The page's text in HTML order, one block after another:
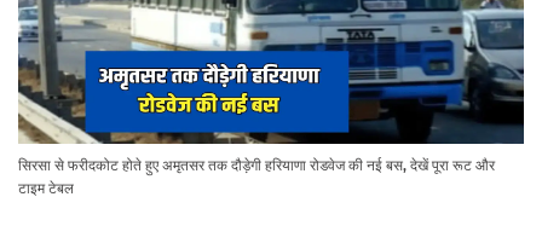
सिरसा से फरीदकोट होते हुए अमृतसर तक दौड़ेगी हरियाणा रोडवेज की नई बस, देखें पूरा रूट और
टाइम टेबल